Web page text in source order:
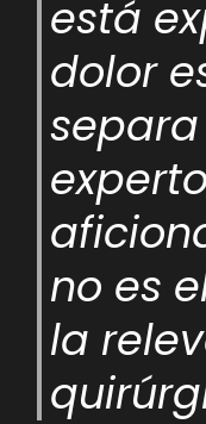
está
dolor
no es
la